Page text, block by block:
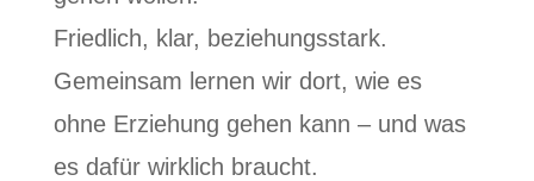
Friedlich, klar, beziehungsstark.
Gemeinsam lernen wir dort, wie es
ohne Erziehung gehen kann – und was
es dafür wirklich braucht.